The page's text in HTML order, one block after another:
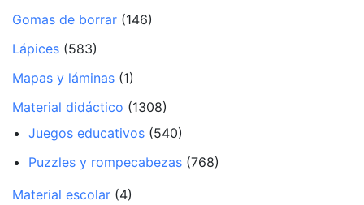
Gomas de borrar (146)
Lápices (583)
Mapas y láminas (1)
Material didáctico (1308)
Juegos educativos (540)
Puzzles y rompecabezas (768)
Material escolar (4)